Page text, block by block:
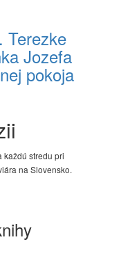
Terezke
Jozefa
pokoja
každú stredu pri
na Slovensko.